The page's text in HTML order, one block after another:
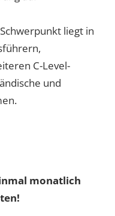
liegt in
C-Level-
und
monatlich